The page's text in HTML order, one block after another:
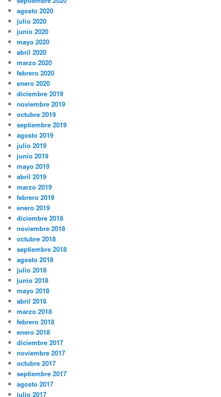
agosto 2020
julio 2020
junio 2020
mayo 2020
abril 2020
marzo 2020
febrero 2020
enero 2020
diciembre 2019
noviembre 2019
octubre 2019
septiembre 2019
agosto 2019
julio 2019
junio 2019
mayo 2019
abril 2019
marzo 2019
febrero 2019
enero 2019
diciembre 2018
noviembre 2018
octubre 2018
septiembre 2018
agosto 2018
julio 2018
junio 2018
mayo 2018
abril 2018
marzo 2018
febrero 2018
enero 2018
diciembre 2017
noviembre 2017
octubre 2017
septiembre 2017
agosto 2017
julio 2017